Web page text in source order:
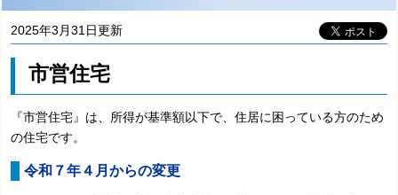
2025年3月31日更新
市営住宅
『市営住宅』は、所得が基準額以下で、住居に困っている方のため
の住宅です。
令和７年４月からの変更